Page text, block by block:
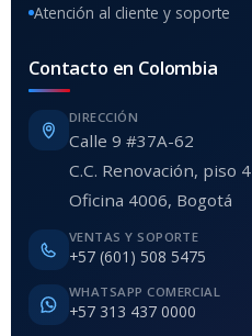
Atención al cliente y soporte
Contacto en Colombia
DIRECCIÓN
Calle 9 #37A-62
C.C. Renovación, piso 4
Oficina 4006, Bogotá
VENTAS Y SOPORTE
+57 (601) 508 5475
WHATSAPP COMERCIAL
+57 313 437 0000